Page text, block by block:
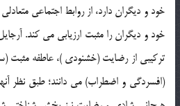
خود و ديگران دارد، از روابط اجتماعي
ترکيبي از رضايت (خشنودي )، عاطفه مثبت
(افسردگي و اضطراب) مي دانند؛ طبق نظر